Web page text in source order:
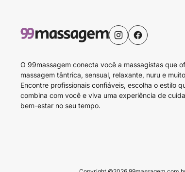
O 99massagem conecta você a massagistas que
massagem tântrica, sensual, relaxante, nuru e
Encontre profissionais confiáveis, escolha o estilo
combina com você e viva uma experiência de
bem-estar no seu tempo.